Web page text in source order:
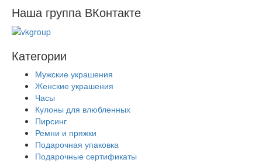
Наша группа ВКонтакте
Категории
Мужские украшения
Женские украшения
Часы
Кулоны для влюбленных
Пирсинг
Ремни и пряжки
Подарочная упаковка
Подарочные сертификаты